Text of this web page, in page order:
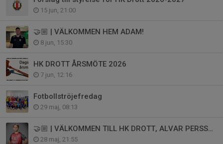
15 jun, 21:00
🤝🏼 | VÄLKOMMEN HEM ADAM!
8 jun, 15:30
HK DROTT ÅRSMÖTE 2026
7 jun, 12:16
Fotbollströjefredag
29 maj, 08:13
🤝🏼 | VÄLKOMMEN TILL HK DROTT, ALVAR PERSSON
28 maj, 21:55